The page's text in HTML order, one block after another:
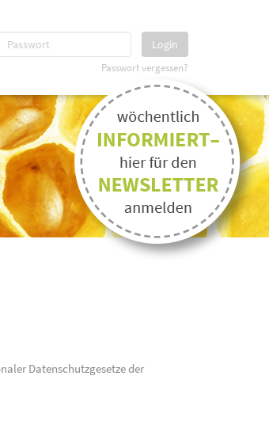
Login
Passwort vergessen?
Datenschutzgesetze der